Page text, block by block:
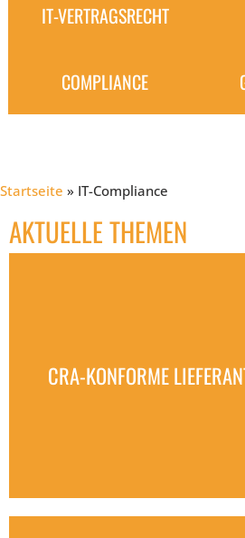
IT-VERTRAGSRECHT
COMPLIANCE
Startseite » IT-Compliance
AKTUELLE THEMEN
CRA-KONFORME